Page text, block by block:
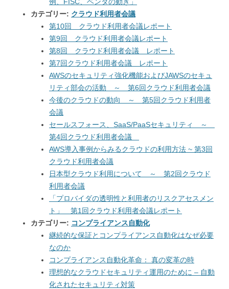
カテゴリー: クラウド利用者会議
第10回 クラウド利用者会議レポート
第9回 クラウド利用者会議レポート
第8回 クラウド利用者会議 レポート
第7回クラウド利用者会議 レポート
AWSのセキュリティ強化機能およびJAWSのセキュ
リティ部会の活動 ～ 第6回クラウド利用者会議
今後のクラウドの動向 ～ 第5回クラウド利用者
会議
セールスフォース、SaaS/PaaSセキュリティ ～
第4回クラウド利用者会議
AWS導入事例からみるクラウドの利用方法 ~ 第3回
クラウド利用者会議
日本型クラウド利用について ～ 第2回クラウド
利用者会議
「プロバイダの透明性と利用者のリスクアセスメン
ト」 第1回クラウド利用者会議レポート
カテゴリー: コンプライアンス自動化
継続的な保証とコンプライアンス自動化はなぜ必要
なのか
コンプライアンス自動化革命： 真の変革の時
理想的なクラウドセキュリティ運用のために – 自動
化されたセキュリティ対策